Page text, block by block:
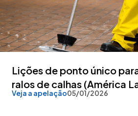
Lições de ponto único
ralos de calhas (América
Veja a apelação05/01/2026